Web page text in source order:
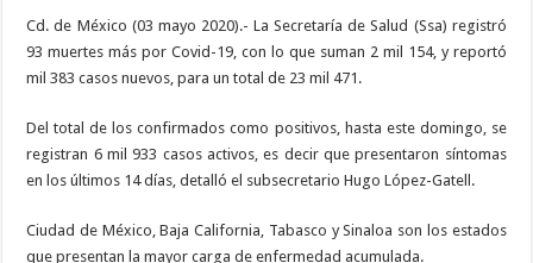
Cd. de México (03 mayo 2020).- La Secretaría de Salud (Ssa) registró
93 muertes más por Covid-19, con lo que suman 2 mil 154, y reportó
mil 383 casos nuevos, para un total de 23 mil 471.
Del total de los confirmados como positivos, hasta este domingo, se
registran 6 mil 933 casos activos, es decir que presentaron síntomas
en los últimos 14 días, detalló el subsecretario Hugo López-Gatell.
Ciudad de México, Baja California, Tabasco y Sinaloa son los estados
que presentan la mayor carga de enfermedad acumulada.